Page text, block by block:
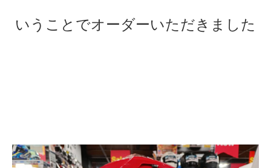
いうことでオーダーいただきました